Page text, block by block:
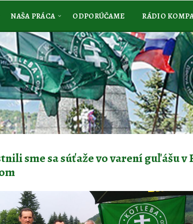
NAŠA PRÁCA ODPORÚČAME RÁDIO
sme sa súťaže vo varení guľášu v